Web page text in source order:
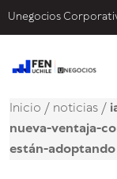
Unegocios
Inicio / noticias /
nueva-ventaja-
están-adoptando